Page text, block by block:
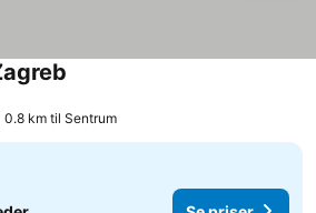
0.8 km til Sentrum